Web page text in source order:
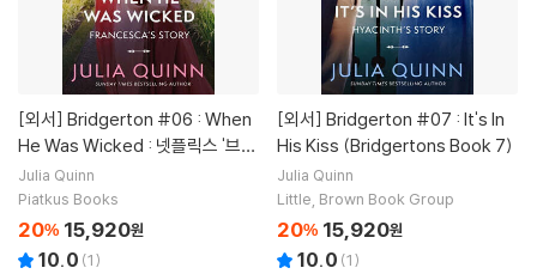
[외서]
He Was Wicked : 넷플릭스 '브리
저튼' 원작소설
Julia Quinn
Piatkus Books
20% 15,920원
10.0 (1)
[외서]
His Kiss (Bridgertons Book 7)
Julia Quinn
Little, Brown Book Group
20% 15,920원
10.0 (1)